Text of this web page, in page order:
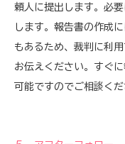
頼人に提出します。必
します。報告書の作成
もあるため、裁判に利
お伝えください。すぐ
可能ですのでご相談くだ